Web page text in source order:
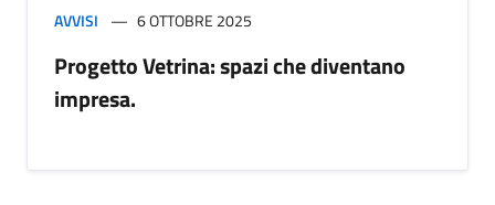
AVVISI 6 OTTOBRE 2025
Progetto Vetrina: spazi che diventano
impresa.